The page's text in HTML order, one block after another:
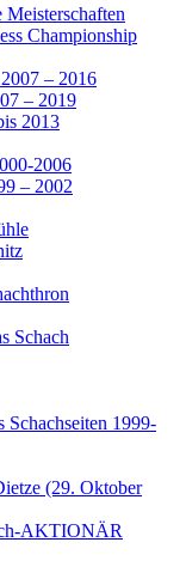
Meisterschaften
Championship
– 2016
– 2019
2013
2006
– 2002
Schach
Schachseiten 1999-
(29. Oktober
AKTIONÄR